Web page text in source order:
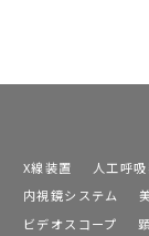
X線装置 人工呼
内視鏡システム
ビデオスコープ